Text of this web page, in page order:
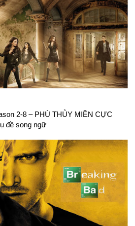
2-8 – PHÙ THỦY MIỀN CỰC
đề song ngữ